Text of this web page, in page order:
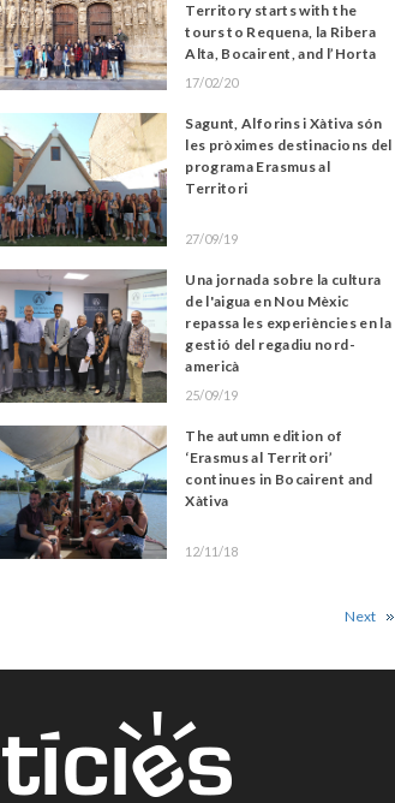
Territory starts with the
tours to Requena, la Ribera
Alta, Bocairent, and l’Horta
de València
17/02/20
Sagunt, Alforins i Xàtiva són
les pròximes destinacions del
programa Erasmus al
Territori
27/09/19
Una jornada sobre la cultura
de l'aigua en Nou Mèxic
repassa les experiències en la
gestió del regadiu nord-
americà
25/09/19
The autumn edition of
‘Erasmus al Territori’
continues in Bocairent and
Xàtiva
12/11/18
Next